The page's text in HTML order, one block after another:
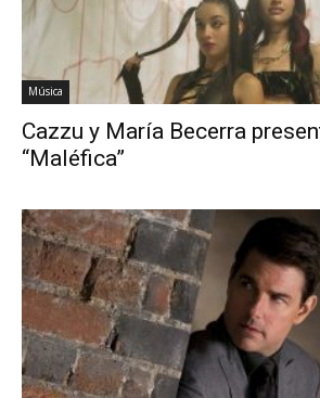
Música
Cazzu y María Becerra
“Maléfica”